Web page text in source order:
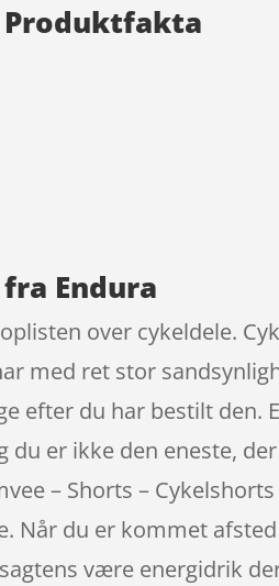
Produktfakta
Endura
over cykeldele.
med ret stor
efter du har bestilt den.
er ikke den eneste,
– Shorts – Cykelshorts
Når du er kommet
være energidrik